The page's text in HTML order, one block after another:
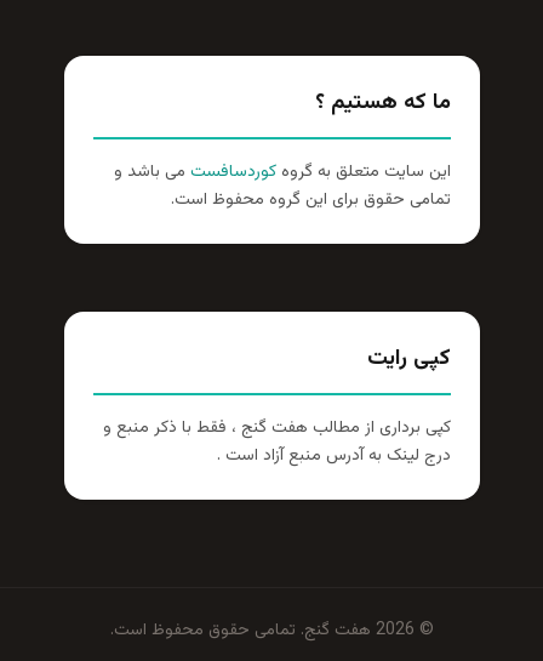
ما که هستیم ؟
این سایت متعلق به گروهکوردسافست می باشد و
تمامی حقوق برای این گروه محفوظ است.
کپی رایت
کپی برداری از مطالب هفت گنج ، فقط با ذکر منبع و
درج لینک به آدرس منبع آزاد است .
© 2026 هفت گنج. تمامی حقوق محفوظ است.